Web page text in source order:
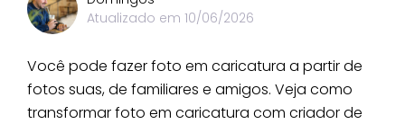
Atualizado em 10/06/2026
Você pode fazer foto em caricatura a partir de
fotos suas, de familiares e amigos. Veja como
transformar foto em caricatura com criador de